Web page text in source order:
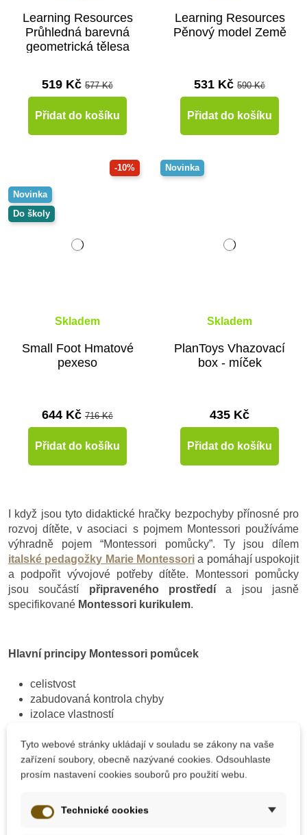
Learning Resources
Průhledná barevná
geometrická tělesa
519 Kč 577 Kč
Přidat do košíku
Learning Resources
Pěnový model Země
531 Kč 590 Kč
Přidat do košíku
-10%
Novinka
Do školy
Skladem
Small Foot Hmatové
pexeso
644 Kč 716 Kč
Přidat do košíku
Novinka
Skladem
PlanToys Vhazovací
box - míček
435 Kč
Přidat do košíku
I když jsou tyto didaktické hračky bezpochyby přínosné pro
rozvoj dítěte, v asociaci s pojmem Montessori používáme
výhradně pojem “Montessori pomůcky”. Ty jsou dílem
italské pedagožky Marie Montessori a pomáhají uspokojit
a podpořit vývojové potřeby dítěte. Montessori pomůcky
jsou součástí připraveného prostředí a jsou jasně
specifikované Montessori kurikulem.
Hlavní principy Montessori pomůcek
celistvost
zabudovaná kontrola chyby
izolace vlastností
reálnost
smysluplnost a propojenost
podporují samostatnost a nezávislost
konkrétního k abstraktnímu
Tyto webové stránky ukládají v souladu se zákony na vaše
zařízení soubory, obecně nazývané cookies. Odsouhlaste
prosím nastavení cookies souborů pro použití webu.
Technické cookies